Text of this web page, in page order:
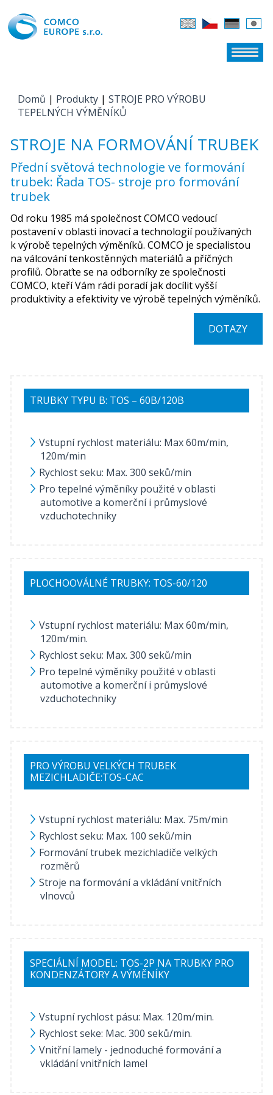
JSTE ZDE
Domů | Produkty| STROJE PRO VÝROBU
TEPELNÝCH VÝMĚNÍKŮ
STROJE NA FORMOVÁNÍ TRUBEK
Přední světová technologie ve formování
trubek: Řada TOS- stroje pro formování
trubek
Od roku 1985 má společnost COMCO vedoucí
postavení v oblasti inovací a technologií používaných
k výrobě tepelných výměníků. COMCO je specialistou
na válcování tenkostěnných materiálů a příčných
profilů. Obraťte se na odborníky ze společnosti
COMCO, kteří Vám rádi poradí jak docílit vyšší
produktivity a efektivity ve výrobě tepelných výměníků.
DOTAZY
TRUBKY TYPU B: TOS – 60B/120B
Vstupní rychlost materiálu: Max 60m/min,
120m/min
Rychlost seku: Max. 300 seků/min
Pro tepelné výměníky použité v oblasti
automotive a komerční i průmyslové
vzduchotechniky
PLOCHOOVÁLNÉ TRUBKY: TOS-60/120
Vstupní rychlost materiálu: Max 60m/min,
120m/min.
Rychlost seku: Max. 300 seků/min
Pro tepelné výměníky použité v oblasti
automotive a komerční i průmyslové
vzduchotechniky
PRO VÝROBU VELKÝCH TRUBEK
MEZICHLADIČE:TOS-CAC
Vstupní rychlost materiálu: Max. 75m/min
Rychlost seku: Max. 100 seků/min
Formování trubek mezichladiče velkých
rozměrů
Stroje na formování a vkládání vnitřních
vlnovců
SPECIÁLNÍ MODEL: TOS-2P NA TRUBKY PRO
KONDENZÁTORY A VÝMĚNÍKY
Vstupní rychlost pásu: Max. 120m/min.
Rychlost seke: Mac. 300 seků/min.
Vnitřní lamely - jednoduché formování a
vkládání vnitřních lamel